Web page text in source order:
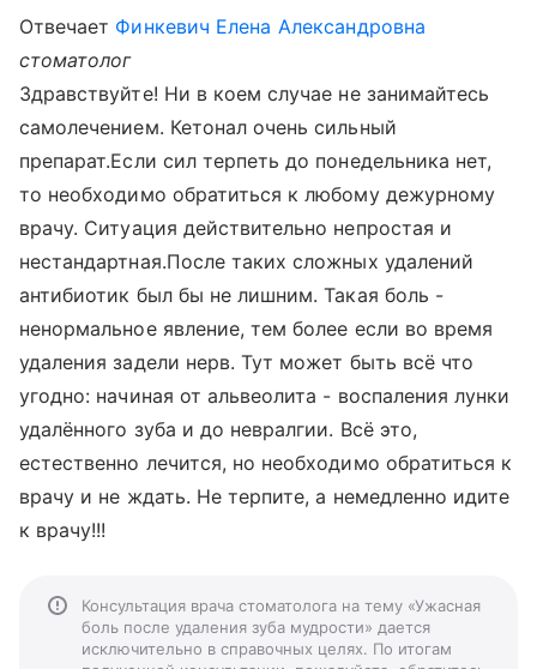
Отвечает Финкевич Елена Александровна
стоматолог
Здравствуйте! Ни в коем случае не занимайтесь
самолечением. Кетонал очень сильный
препарат.Если сил терпеть до понедельника нет,
то необходимо обратиться к любому дежурному
врачу. Ситуация действительно непростая и
нестандартная.После таких сложных удалений
антибиотик был бы не лишним. Такая боль -
ненормальное явление, тем более если во время
удаления задели нерв. Тут может быть всё что
угодно: начиная от альвеолита - воспаления лунки
удалённого зуба и до невралгии. Всё это,
естественно лечится, но необходимо обратиться к
врачу и не ждать. Не терпите, а немедленно идите
к врачу!!!
Консультация врача стоматолога на тему «Ужасная
боль после удаления зуба мудрости» дается
исключительно в справочных целях. По итогам